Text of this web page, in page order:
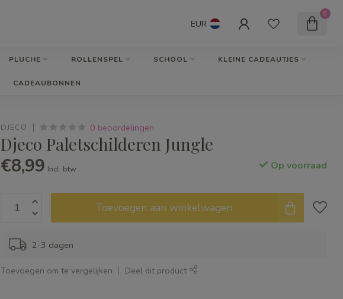
EUR
0
PLUCHE ROLLENSPEL SCHOOL KLEINE CADEAUTJES
CADEAUBONNEN
DJECO 0 beoordelingen
Djeco Paletschilderen Jungle
€8,99 Incl. btw Op voorraad
Toevoegen aan winkelwagen
2-3 dagen
Toevoegen om te vergelijken Deel dit product